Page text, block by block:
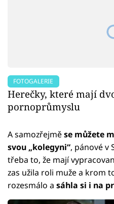
FOTOGALERIE
Herečky, které mají
pornoprůmyslu
A samozřejměse můžete
svou „kolegyni“, pánové v
třeba to, že mají
zas užila roli muže a krom
rozesmálo a sáhla si i na